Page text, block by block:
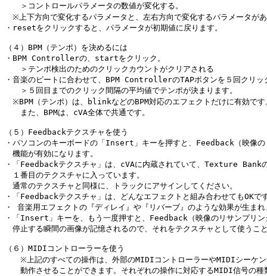
＞コントロールパラメータの数値が変化する。
※上下方向で変化するパラメータと、左右方向で変化するパラメータが
・resetをクリックすると、パラメータが初期値に戻ります。
（４）BPM（テンポ）を決めるには
・BPM Controllerの、startをクリック。
＞テンポ検出のためのクリックカウントがクリアされる
・音楽のビートに合わせて、BPM ControllerのTAPボタンを５回クリッ
＞５回目までのクリック間隔の平均値でテンポが決まります。
※BPM（テンポ）は、blinkなどのBPM対応のエフェクトだけに有効です
また、BPMは、cVA全体で共通です。
（５）Feedbackテクスチャを使う
・パソコンのキーボードの「Insert」キーを押すと、Feedback（映像の
機能が有効になります。
・「Feedbackテクスチャ」は、cVAに内蔵されていて、Texture Bank
１番目のテクスチャに入っています。
通常のテクスチャと同様に、トラックにアサインしてください。
・「Feedbackテクスチャ」は、どんなエフェクトと組み合わせてもOKで
・ 音楽用エフェクトの『ディレイ』や『リバーブ』のような効果が生ま
・「Insert」キーを、もう一度押すと、Feedback（映像のリサンプリン
停止する瞬間の画像が記憶されるので、それをテクスチャとして使うこ
（６）MIDIコントローラーを使う
※上記のすべての操作は、外部のMIDIコントローラーやMIDIシーケン
動作させることができます。それぞれの操作に対応するMIDI信号の種